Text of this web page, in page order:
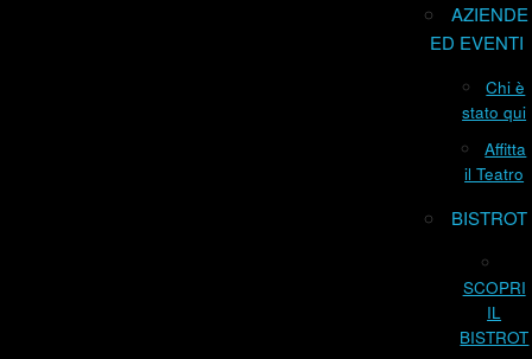
AZIENDE
ED EVENTI
Chi è
stato qui
Affitta
il Teatro
BISTROT
SCOPRI
IL
BISTROT